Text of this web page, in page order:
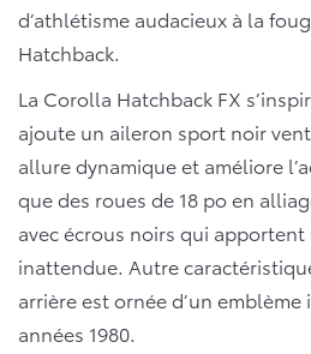
d’athlétisme audacieux à la
Hatchback.
La Corolla Hatchback FX
ajoute un aileron sport noir
allure dynamique et améliore
que des roues de 18 po en
avec écrous noirs qui
inattendue. Autre
arrière est ornée d’un emblème
années 1980.